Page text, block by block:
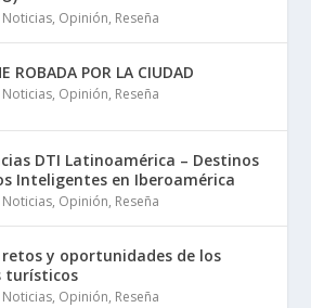
Noticias, Opinión, Reseña
ROBADA POR LA CIUDAD
Noticias, Opinión, Reseña
DTI Latinoamérica – Destinos
Inteligentes en Iberoamérica
Noticias, Opinión, Reseña
y oportunidades de los
turísticos
Noticias, Opinión, Reseña